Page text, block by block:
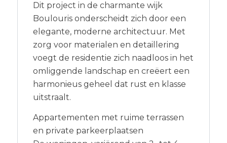
Dit project in de charmante wijk
Boulouris onderscheidt zich door een
elegante, moderne architectuur. Met
zorg voor materialen en detaillering
voegt de residentie zich naadloos in het
omliggende landschap en creëert een
harmonieus geheel dat rust en klasse
uitstraalt.
Appartementen met ruime terrassen
en private parkeerplaatsen